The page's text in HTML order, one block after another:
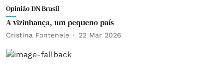
Opinião DN Brasil
A vizinhança, um pequeno país
Cristina Fontenele 22 Mar 2026